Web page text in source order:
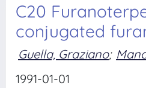
C20
conjugated
Guella, Graziano;
1991-01-01